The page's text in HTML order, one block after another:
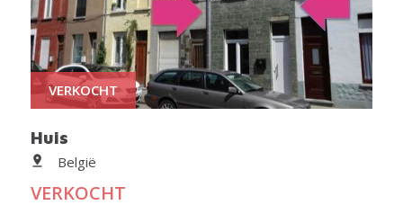
VERKOCHT
Huis
België
VERKOCHT